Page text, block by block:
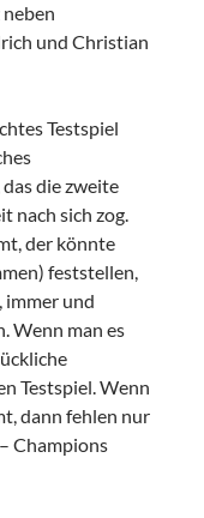
und Christian
Testspiel
die zweite
nach sich zog.
der könnte
feststellen,
immer und
Wenn man es
Testspiel. Wenn
dann fehlen nur
Champions